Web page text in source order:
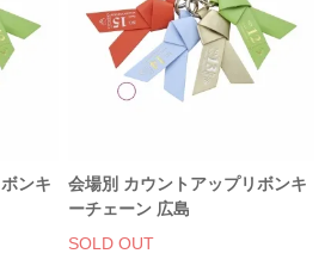
ム
アクセサリー・帽子
ーム
ンキ
会場別 カウントアップリボンキ
ーチェーン 広島
SOLD OUT